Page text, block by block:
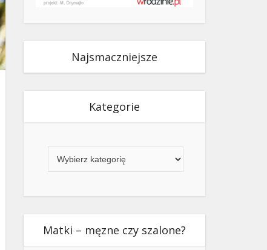
Najsmaczniejsze
Kategorie
Matki – męzne czy szalone?